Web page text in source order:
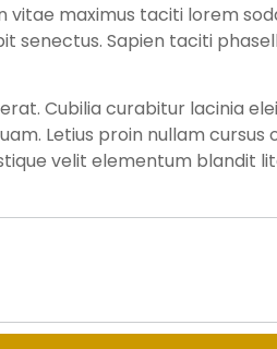
vitae maximus taciti lorem
senectus. Sapien taciti
Cubilia curabitur lacinia
Letius proin nullam cursus
velit elementum blandit